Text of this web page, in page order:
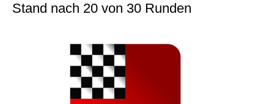
Stand nach 20 von 30 Runden